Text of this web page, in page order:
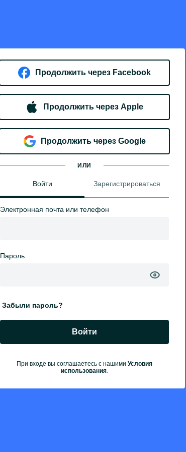
Продолжить через Facebook
Продолжить через Apple
Продолжить через Google
ИЛИ
Войти Зарегистрироваться
Электронная почта или телефон
Пароль
Забыли пароль?
Войти
При входе вы соглашаетесь с нашими Условия
использования.